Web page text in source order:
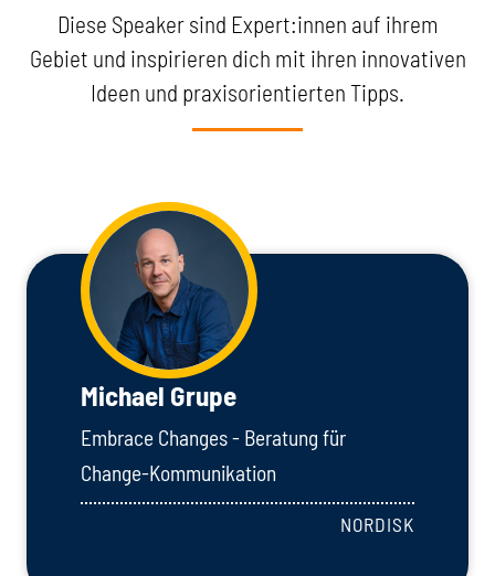
Diese Speaker sind Expert:innen auf ihrem
Gebiet und inspirieren dich mit ihren innovativen
Ideen und praxisorientierten Tipps.
Michael Grupe
Embrace Changes - Beratung für
Change-Kommunikation
NORDISK